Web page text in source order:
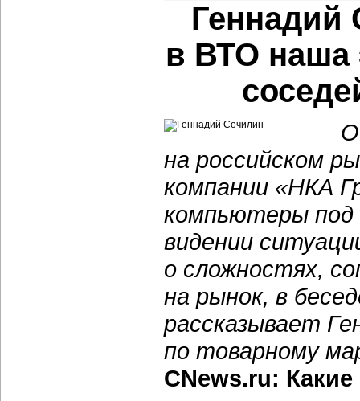
Геннадий
в ВТО наша
на российском
компании «НКА
компьютеры под
видении
о сложностях,
на рынок, в
рассказывает
по товарному
CNews.ru: